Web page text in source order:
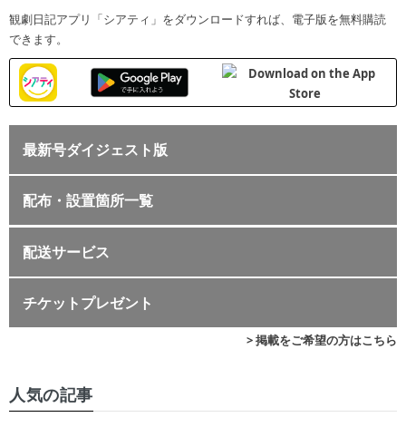
観劇日記アプリ「シアティ」をダウンロードすれば、電子版を無料購読
できます。
最新号ダイジェスト版
配布・設置箇所一覧
配送サービス
チケットプレゼント
> 掲載をご希望の方はこちら
人気の記事